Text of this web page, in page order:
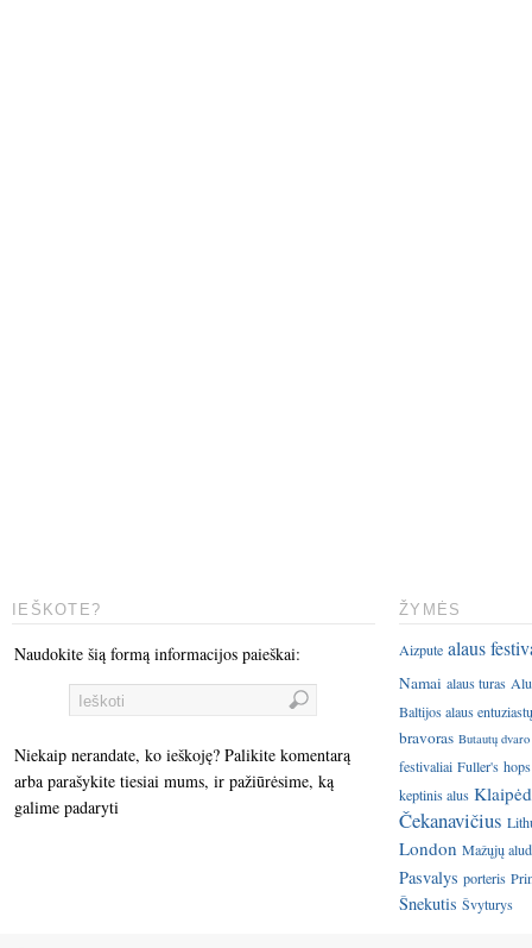
IEŠKOTE?
Naudokite šią formą informacijos paieškai:
Niekaip nerandate, ko ieškoję? Palikite komentarą
arba parašykite tiesiai mums, ir pažiūrėsime, ką
galime padaryti
ŽYMĖS
Aizpute alaus
Namai alaus turas
Baltijos alaus
bravoras Butautų dvaro
festivaliai Fuller's hops
keptinis alus
Čekanavičius
London Mažųjų
Pasvalys porteris
Šnekutis Švyturys